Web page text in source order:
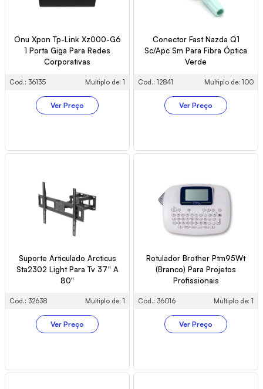
Onu Xpon Tp-Link Xz000-G6
1 Porta Giga Para Redes
Corporativas
Cód.: 36135 Múltiplo de: 1
Ver Preço
Conector Fast Nazda Q1
Sc/Apc Sm Para Fibra Óptica
Verde
Cód.: 12841 Múltiplo de: 100
Ver Preço
Suporte Articulado Arcticus
Sta2302 Light Para Tv 37" A
80"
Cód.: 32638 Múltiplo de: 1
Ver Preço
Rotulador Brother Ptm95Wt
(Branco) Para Projetos
Profissionais
Cód.: 36016 Múltiplo de: 1
Ver Preço